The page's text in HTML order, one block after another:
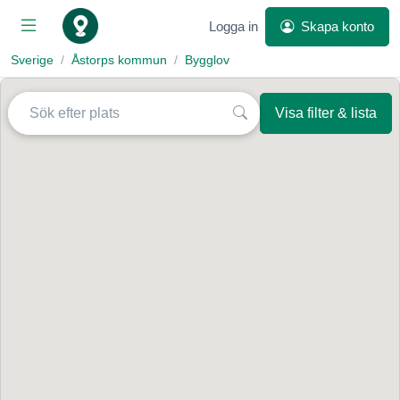
Logga in Skapa konto
Sverige Åstorps kommun Bygglov
Visa filter & lista